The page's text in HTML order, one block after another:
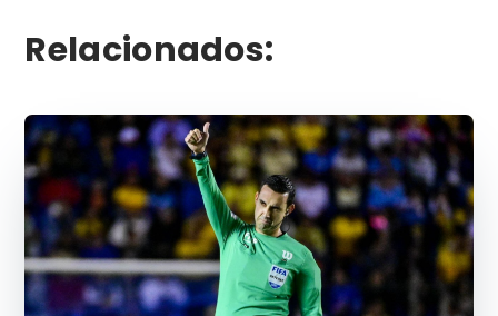
Relacionados: